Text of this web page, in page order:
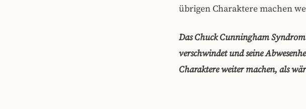
übrigen Charaktere machen
Das Chuck Cunningham
verschwindet und seine
Charaktere weiter machen, als